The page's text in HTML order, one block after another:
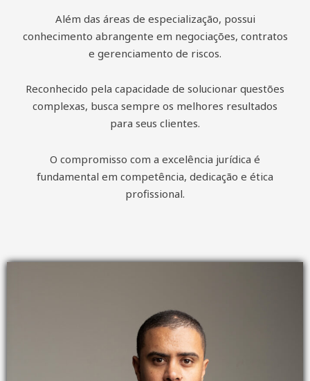
Além das áreas de especialização, possui
conhecimento abrangente em negociações, contratos
e gerenciamento de riscos.
Reconhecido pela capacidade de solucionar questões
complexas, busca sempre os melhores resultados
para seus clientes.
O compromisso com a excelência jurídica é
fundamental em competência, dedicação e ética
profissional.